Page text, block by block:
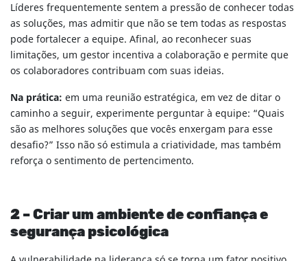
Líderes frequentemente sentem a pressão de conhecer todas
as soluções, mas admitir que não se tem todas as respostas
pode fortalecer a equipe. Afinal, ao reconhecer suas
limitações, um gestor incentiva a colaboração e permite que
os colaboradores contribuam com suas ideias.
Na prática: em uma reunião estratégica, em vez de ditar o
caminho a seguir, experimente perguntar à equipe: “Quais
são as melhores soluções que vocês enxergam para esse
desafio?” Isso não só estimula a criatividade, mas também
reforça o sentimento de pertencimento.
2 – Criar um ambiente de confiança e
segurança psicológica